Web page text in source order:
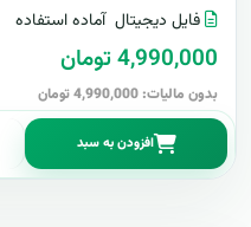
فایل دیجیتال آماده استفاده
4,990,000 تومان
بدون مالیات: 4,990,000 تومان
افزودن به سبد